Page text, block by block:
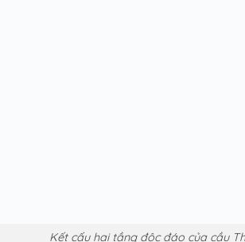
Kết cấu hai tầng độc đáo của cầu